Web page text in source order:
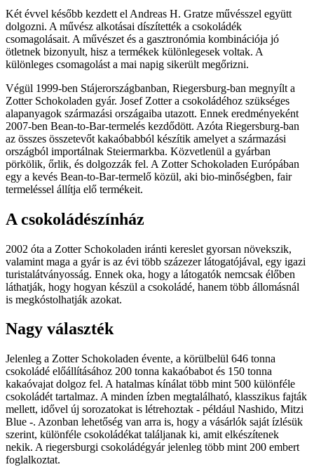
Két évvel később kezdett el Andreas H. Gratze művésszel együtt
dolgozni. A művész alkotásai díszítették a csokoládék
csomagolásait. A művészet és a gasztronómia kombinációja jó
ötletnek bizonyult, hisz a termékek különlegesek voltak. A
különleges csomagolást a mai napig sikerült megőrizni.
Végül 1999-ben Stájerországbanban, Riegersburg-ban megnyílt a
Zotter Schokoladen gyár. Josef Zotter a csokoládéhoz szükséges
alapanyagok származási országaiba utazott. Ennek eredményeként
2007-ben Bean-to-Bar-termelés kezdődött. Azóta Riegersburg-ban
az összes összetevőt kakaóbabból készítik amelyet a származási
országból importálnak Steiermarkba. Közvetlenül a gyárban
pörkölik, őrlik, és dolgozzák fel. A Zotter Schokoladen Európában
egy a kevés Bean-to-Bar-termelő közül, aki bio-minőségben, fair
termeléssel állítja elő termékeit.
A csokoládészínház
2002 óta a Zotter Schokoladen iránti kereslet gyorsan növekszik,
valamint maga a gyár is az évi több százezer látogatójával, egy igazi
turistalátványosság. Ennek oka, hogy a látogatók nemcsak élőben
láthatják, hogy hogyan készül a csokoládé, hanem több állomásnál
is megkóstolhatják azokat.
Nagy választék
Jelenleg a Zotter Schokoladen évente, a körülbelül 646 tonna
csokoládé előállításához 200 tonna kakaóbabot és 150 tonna
kakaóvajat dolgoz fel. A hatalmas kínálat több mint 500 különféle
csokoládét tartalmaz. A minden ízben megtalálható, klasszikus fajták
mellett, idővel új sorozatokat is létrehoztak - például Nashido, Mitzi
Blue -. Azonban lehetőség van arra is, hogy a vásárlók saját ízlésük
szerint, különféle csokoládékat találjanak ki, amit elkészítenek
nekik. A riegersburgi csokoládégyár jelenleg több mint 200 embert
foglalkoztat.